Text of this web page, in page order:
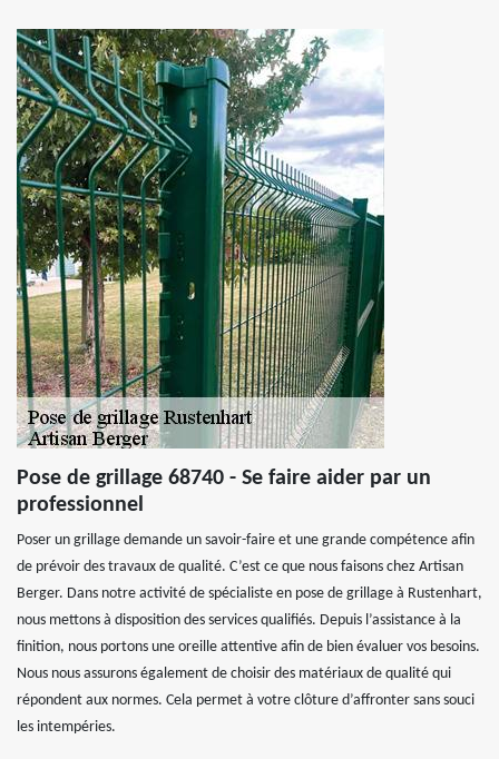
Pose de grillage 68740 - Se faire aider par un
professionnel
Poser un grillage demande un savoir-faire et une grande compétence afin
de prévoir des travaux de qualité. C’est ce que nous faisons chez Artisan
Berger. Dans notre activité de spécialiste en pose de grillage à Rustenhart,
nous mettons à disposition des services qualifiés. Depuis l’assistance à la
finition, nous portons une oreille attentive afin de bien évaluer vos besoins.
Nous nous assurons également de choisir des matériaux de qualité qui
répondent aux normes. Cela permet à votre clôture d’affronter sans souci
les intempéries.